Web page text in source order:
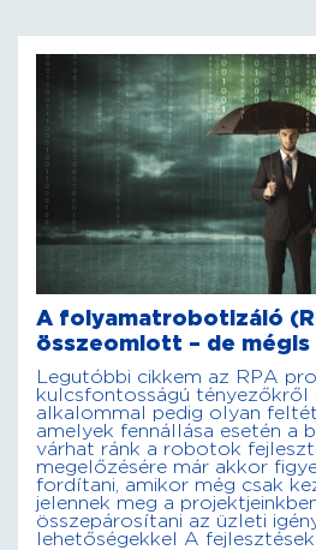
A folyamatrobotizáló
összeomlott – de mégis
Legutóbbi cikkem az RPA
kulcsfontosságú tényezőkről
alkalommal pedig olyan
amelyek fennállása esetén a
várhat ránk a robotok
megelőzésére már akkor
fordítani, amikor még csak
jelennek meg a
összepárosítani az üzleti
lehetőségekkel A fejlesztések